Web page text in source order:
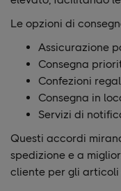
Le opzioni di
Assicurazione
Consegna
Confezioni
Consegna in
Servizi di
Questi accordi
spedizione e a
cliente per gli articoli